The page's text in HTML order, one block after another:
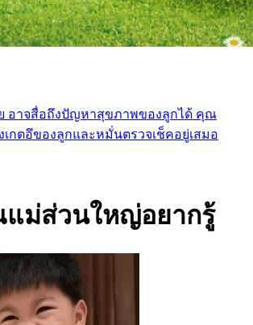
อาจสื่อถึงปัญหาสุขภาพของลูกได้ คุณ
กตอึของลูกและหมั่นตรวจเช็คอยู่เสมอ
แม่ส่วนใหญ่อยากรู้